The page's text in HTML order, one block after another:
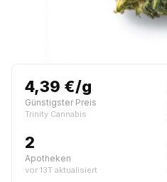
4,39 €/g
Günstigster Preis
Trinity Cannabis
2
Apotheken
vor 13T aktualisiert